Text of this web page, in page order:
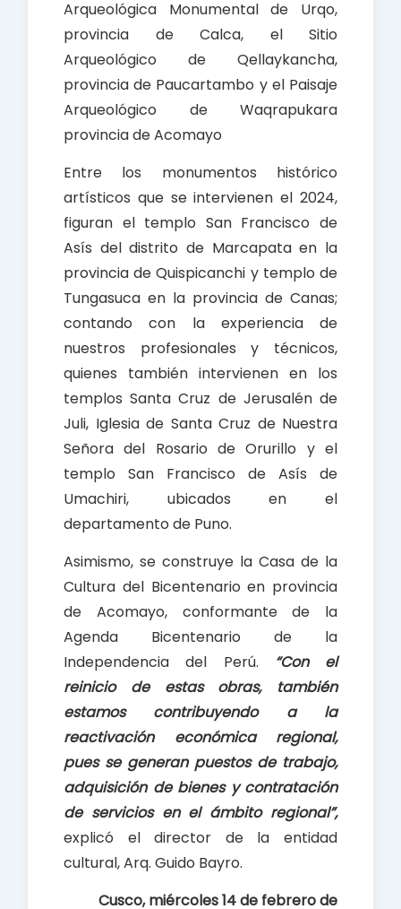
Arqueológica Monumental de Urqo,
provincia de Calca, el Sitio
Arqueológico de Qellaykancha,
provincia de Paucartambo y el Paisaje
Arqueológico de Waqrapukara
provincia de Acomayo
Entre los monumentos histórico
artísticos que se intervienen el 2024,
figuran el templo San Francisco de
Asís del distrito de Marcapata en la
provincia de Quispicanchi y templo de
Tungasuca en la provincia de Canas;
contando con la experiencia de
nuestros profesionales y técnicos,
quienes también intervienen en los
templos Santa Cruz de Jerusalén de
Juli, Iglesia de Santa Cruz de Nuestra
Señora del Rosario de Orurillo y el
templo San Francisco de Asís de
Umachiri, ubicados en el
departamento de Puno.
Asimismo, se construye la Casa de la
Cultura del Bicentenario en provincia
de Acomayo, conformante de la
Agenda Bicentenario de la
Independencia del Perú. “Con el
reinicio de estas obras, también
estamos contribuyendo a la
reactivación económica regional,
pues se generan puestos de trabajo,
adquisición de bienes y contratación
de servicios en el ámbito regional”,
explicó el director de la entidad
cultural, Arq. Guido Bayro.
Cusco, miércoles 14 de febrero de